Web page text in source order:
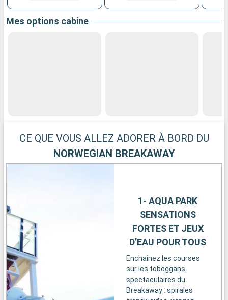
Mes options cabine
CE QUE VOUS ALLEZ ADORER À BORD DU
NORWEGIAN BREAKAWAY
1- AQUA PARK
SENSATIONS
FORTES ET JEUX
D’EAU POUR TOUS
Enchaînez les courses
sur les toboggans
spectaculaires du
Breakaway : spirales